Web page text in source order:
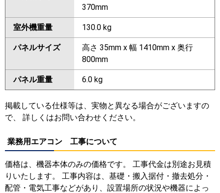
370mm
室外機重量 130.0 kg
パネルサイズ
高さ 35mm x 幅 1410mm x 奥行
800mm
パネル重量 6.0 kg
掲載している仕様等は、実物と異なる場合がございますの
で、 詳しくはお問い合わせください。
業務用エアコン 工事について
価格は、機器本体のみの価格です。 工事代金は別途お見積
りいたします。 工事内容は、基礎・搬入据付・撤去処分・
配管・電気工事などがあり、設置場所の状況や機器によっ